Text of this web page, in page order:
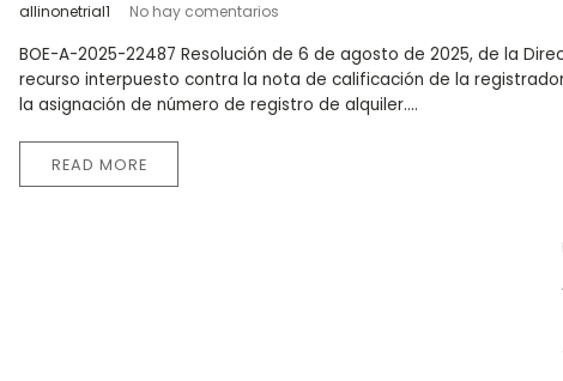
allinonetrial1 No hay comentarios
BOE-A-2025-22487 Resolución de 6 de agosto de 2025, de la
recurso interpuesto contra la nota de calificación de la
la asignación de número de registro de alquiler....
READ MORE